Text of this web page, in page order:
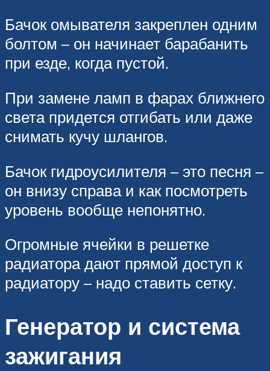
Бачок омывателя закреплен одним
болтом – он начинает барабанить
при езде, когда пустой.
При замене ламп в фарах ближнего
света придется отгибать или даже
снимать кучу шлангов.
Бачок гидроусилителя – это песня –
он внизу справа и как посмотреть
уровень вообще непонятно.
Огромные ячейки в решетке
радиатора дают прямой доступ к
радиатору – надо ставить сетку.
Генератор и система
зажигания